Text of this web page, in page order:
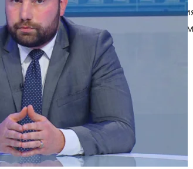
Геополитическото напрежение и
към устойчивостта на здравната
икономист Аркади Шарков коментира